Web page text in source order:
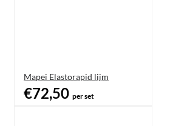
Mapei Elastorapid lijm
€72,50 per set